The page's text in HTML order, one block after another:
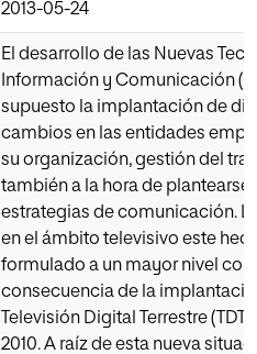
2013-05-24
El desarrollo de las Nuevas
Información y Comunicación
supuesto la implantación de
cambios en las entidades
su organización, gestión del
también a la hora de plantearse
estrategias de comunicación.
en el ámbito televisivo este
formulado a un mayor nivel
consecuencia de la
Televisión Digital Terrestre
2010. A raíz de esta nueva